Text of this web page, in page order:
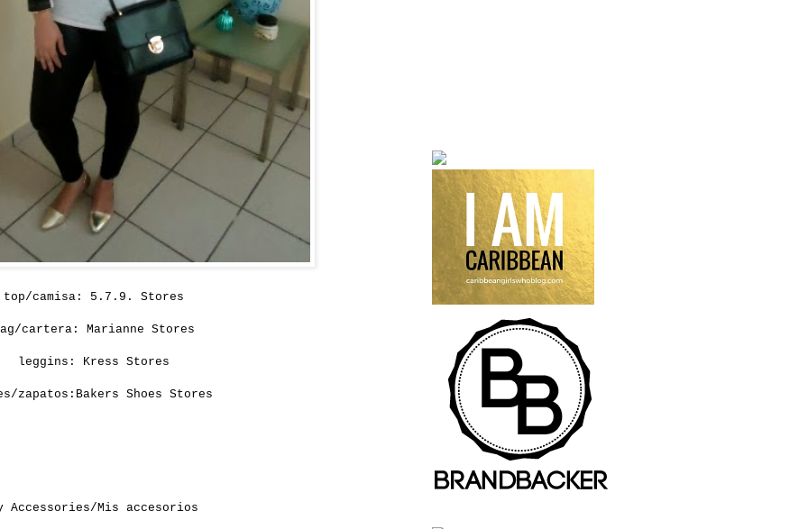
top/camisa: 5.7.9. Stores
cartera: Marianne Stores
leggins: Kress Stores
zapatos: Bakers Shoes Stores
Accessories/Mis accesorios